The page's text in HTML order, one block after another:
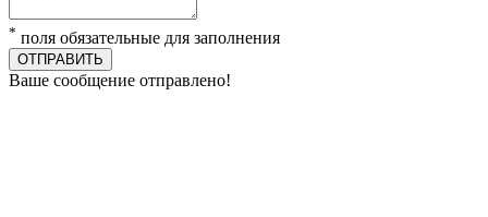
* поля обязательные для заполнения
ОТПРАВИТЬ
Ваше сообщение отправлено!